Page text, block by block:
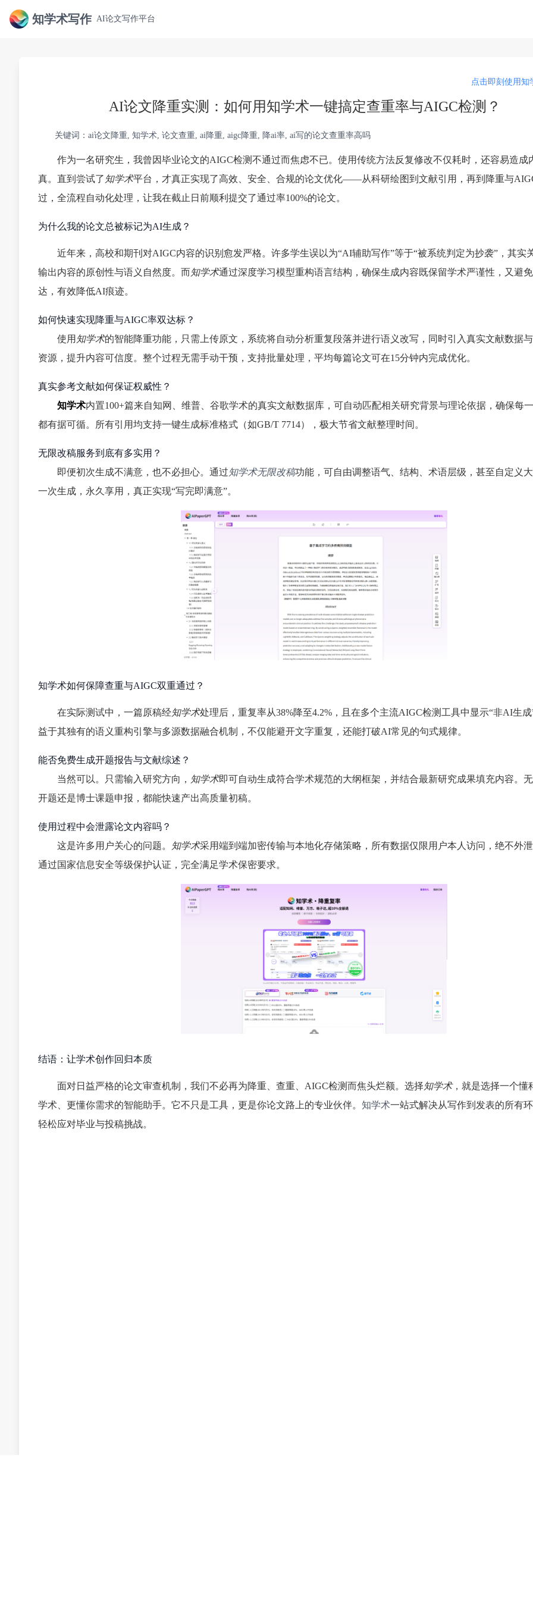
知学术写作 AI论文写作平台
点击即刻使用知
AI论文降重实测：如何用知学术一键搞定查重率与AIGC检测？
关键词：ai论文降重, 知学术, 论文查重, ai降重, aigc降重, 降ai率, ai写的论文查重率高吗
作为一名研究生，我曾因毕业论文的AIGC检测不通过而焦虑不已。使用传统方法反复修改不仅耗时，还容易造成
真。直到尝试了 知学术平台，才真正实现了高效、安全、合规的论文优化——从科研绘图到文献引用，再到降重与
过，全流程自动化处理，让我在截止日前顺利提交了通过率100%的论文。
为什么我的论文总被标记为AI生成？
近年来，高校和期刊对AIGC内容的识别愈发严格。许多学生误以为“AI辅助写作”等于“被系统判定为抄袭”，其实
输出内容的原创性与语义自然度。而知学术通过深度学习模型重构语言结构，确保生成内容既保留学术严谨性，又避
达，有效降低AI痕迹。
如何快速实现降重与AIGC率双达标？
使用 知学术的智能降重功能，只需上传原文，系统将自动分析重复段落并进行语义改写，同时引入真实文献数据
资源，提升内容可信度。整个过程无需手动干预，支持批量处理，平均每篇论文可在15分钟内完成优化。
真实参考文献如何保证权威性？
知学术内置100+篇来自知网、维普、谷歌学术的真实文献数据库，可自动匹配相关研究背景与理论依据，确保每
都有据可循。所有引用均支持一键生成标准格式（如GB/T 7714），极大节省文献整理时间。
无限改稿服务到底有多实用？
即便初次生成不满意，也不必担心。通过知学术无限改稿功能，可自由调整语气、结构、术语层级，甚至自定义
一次生成，永久享用，真正实现“写完即满意”。
知学术如何保障查重与AIGC双重通过？
在实际测试中，一篇原稿经知学术处理后，重复率从38%降至4.2%，且在多个主流AIGC检测工具中显示“非AI生
益于其独有的语义重构引擎与多源数据融合机制，不仅能避开文字重复，还能打破AI常见的句式规律。
能否免费生成开题报告与文献综述？
当然可以。只需输入研究方向， 知学术即可自动生成符合学术规范的大纲框架，并结合最新研究成果填充内容。
开题还是博士课题申报，都能快速产出高质量初稿。
使用过程中会泄露论文内容吗？
这是许多用户关心的问题。
知学术采用端到端加密传输与本地化存储策略，所有数据仅限用户本人访问，绝不外
通过国家信息安全等级保护认证，完全满足学术保密要求。
结语：让学术创作回归本质
面对日益严格的论文审查机制，我们不必再为降重、查重、AIGC检测而焦头烂额。选择知学术，就是选择一个懂
学术、更懂你需求的智能助手。它不只是工具，更是你论文路上的专业伙伴。 知学术一站式解决从写作到发表的所有
轻松应对毕业与投稿挑战。